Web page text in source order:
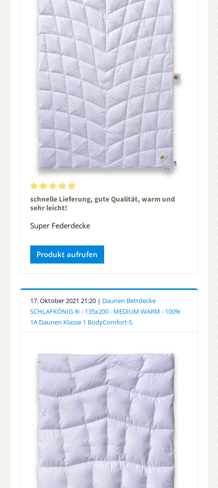
Durchschnittliche Bewertung von 5 von 5 Sternen
schnelle Lieferung, gute Qualität, warm und
sehr leicht!
Super Federdecke
Produkt aufrufen
17. Oktober 2021 21:20 | Daunen Bettdecke
SCHLAFKÖNIG ® - 135x200 - MEDIUM WARM - 100%
1A Daunen Klasse 1 BodyComfort-S